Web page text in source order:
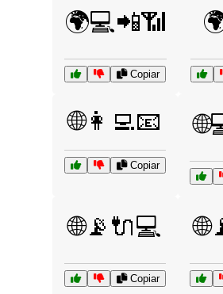
🌍💻📲📶
Copiar
🌐👩‍💻📧
Copiar
🌐📡🔌💻
Copiar